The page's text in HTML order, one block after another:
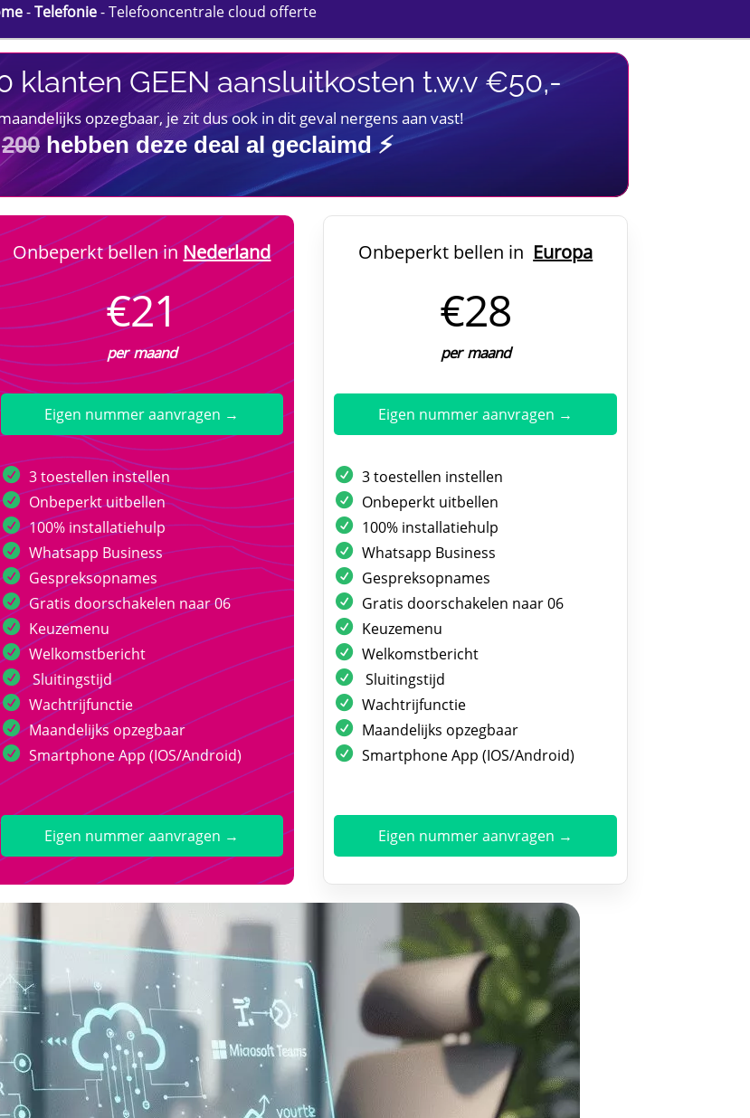
-Telefonie-Telefooncentrale cloud offerte
klanten GEEN aansluitkosten t.w.v €50,-
opzegbaar, je zit dus ook in dit geval nergens aan vast!
200 hebben deze deal al geclaimd ⚡
Onbeperkt bellen in Nederland
€21
per maand
Eigen nummer aanvragen →
3 toestellen instellen
Onbeperkt uitbellen
100% installatiehulp
Whatsapp Business
Gespreksopnames
Gratis doorschakelen naar 06
Keuzemenu
Welkomstbericht
Sluitingstijd
Wachtrijfunctie
Maandelijks opzegbaar
Smartphone App (IOS/Android)
Eigen nummer aanvragen →
Onbeperkt bellen in Europa
€28
per maand
Eigen nummer aanvragen →
3 toestellen instellen
Onbeperkt uitbellen
100% installatiehulp
Whatsapp Business
Gespreksopnames
Gratis doorschakelen naar 06
Keuzemenu
Welkomstbericht
Sluitingstijd
Wachtrijfunctie
Maandelijks opzegbaar
Smartphone App (IOS/Android)
Eigen nummer aanvragen →